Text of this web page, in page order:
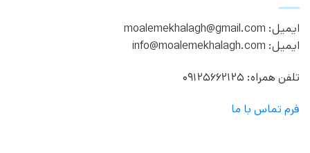
ایمیل: moalemekhalagh@gmail.com
ایمیل: info@moalemekhalagh.com
تلفن همراه: 09125662125
فرم تماس با ما